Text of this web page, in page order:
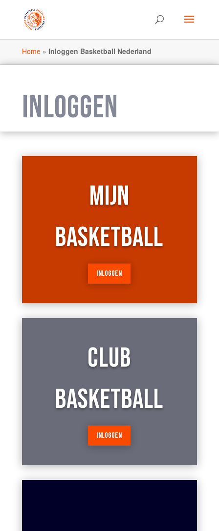
Home» Inloggen Basketball Nederland
INLOGGEN
MIJN
BASKETBALL
INLOGGEN
CLUB
BASKETBALL
INLOGGEN